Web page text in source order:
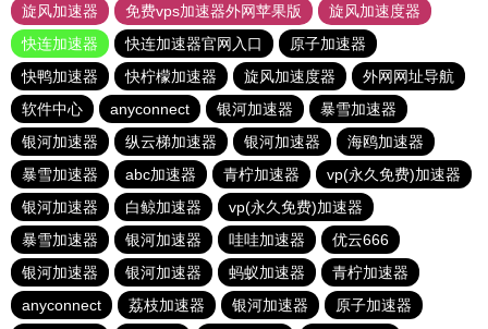
旋风加速器
免费vps加速器外网苹果版
旋风加速度器
快连加速器
快连加速器官网入口
原子加速器
快鸭加速器
快柠檬加速器 旋风加速度器
外网网址导航
软件中心
anyconnect 银河加速器
暴雪加速器
银河加速器
纵云梯加速器 银河加速器
海鸥加速器
暴雪加速器
abc加速器 青柠加速器
vp(永久免费)加速器
银河加速器
白鲸加速器
vp(永久免费)加速器
暴雪加速器
银河加速器 哇哇加速器
优云666
银河加速器
银河加速器 蚂蚁加速器
青柠加速器
anyconnect
荔枝加速器 银河加速器 原子加速器